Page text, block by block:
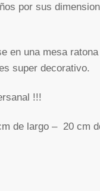
por sus
en una mesa
super decorativo.
!!!
de largo – 20 cm